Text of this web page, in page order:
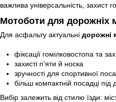
важлива універсальність, захист
Мотоботи для дорожніх
Для асфальту актуальні дорожні
фіксації гомілковостопа та
захисті п’яти й носка
зручності для спортивної
більш компактній посадці під
Вибір залежить від стилю їзди: